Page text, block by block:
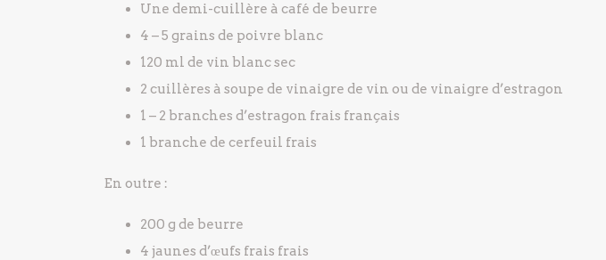
Une demi-cuillère à café de beurre
4 – 5 grains de poivre blanc
120 ml de vin blanc sec
2 cuillères à soupe de vinaigre de vin ou de vinaigre d’estragon
1 – 2 branches d’estragon frais français
1 branche de cerfeuil frais
En outre :
200 g de beurre
4 jaunes d’œufs frais frais